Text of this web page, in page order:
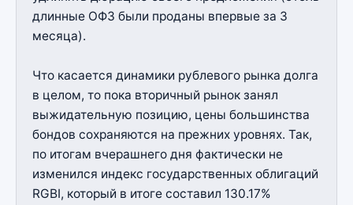
длинные ОФЗ были проданы впервые за 3
месяца).
Что касается динамики рублевого рынка долга
в целом, то пока вторичный рынок занял
выжидательную позицию, цены большинства
бондов сохраняются на прежних уровнях. Так,
по итогам вчерашнего дня фактически не
изменился индекс государственных облигаций
RGBI, который в итоге составил 130.17%